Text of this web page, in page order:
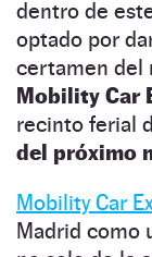
dentro de
optado por
certamen del
Mobility Car
recinto ferial
del próximo
Mobility Car
Madrid como